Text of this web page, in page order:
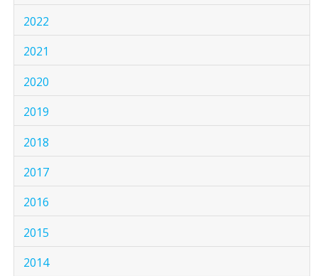
2022
2021
2020
2019
2018
2017
2016
2015
2014